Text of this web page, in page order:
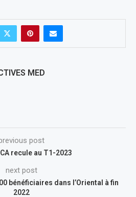
MED
post
CA recule au T1-2023
next post
bénéficiaires dans l’Oriental à fin
2022